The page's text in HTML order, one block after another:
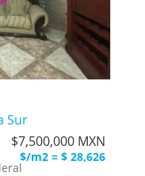
Sur
$7,500,000 MXN
$/m2 = $ 28,626